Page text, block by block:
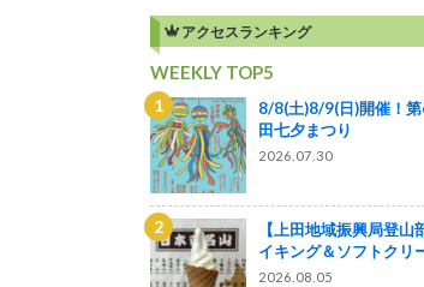
アクセスランキング
WEEKLY TOP5
8/8(土)8/9(日)開催！
田七夕まつり
2026.07.30
【上田地域振興局登山
イキング＆ソフトクリ
2026.08.05